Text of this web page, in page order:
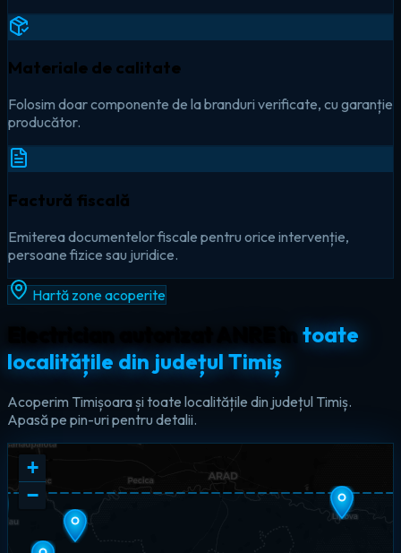
Materiale de calitate
Folosim doar componente de la branduri verificate, cu garanție
producător.
Factură fiscală
Emiterea documentelor fiscale pentru orice intervenție,
persoane fizice sau juridice.
Hartă zone acoperite
toate
localitățile din județul Timiș
Acoperim Timișoara și toate localitățile din județul Timiș.
Apasă pe pin-uri pentru detalii.
+
−